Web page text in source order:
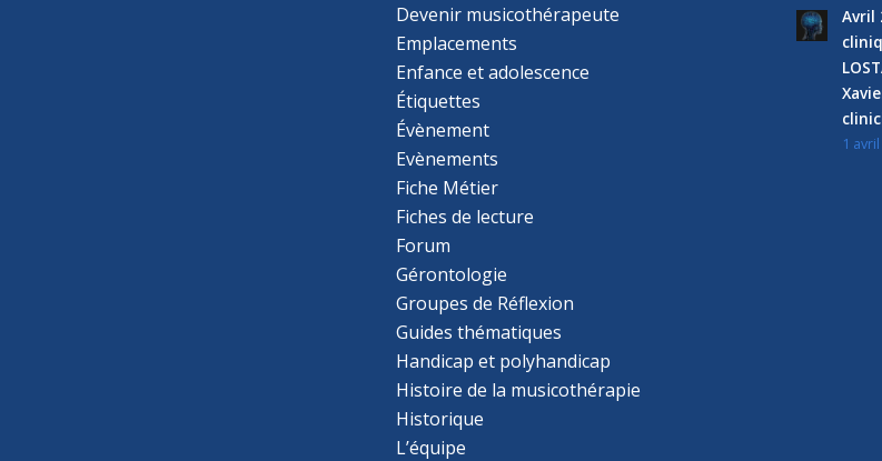
Devenir musicothérapeute
Emplacements
Enfance et adolescence
Étiquettes
Évènement
Evènements
Fiche Métier
Fiches de lecture
Forum
Gérontologie
Groupes de Réflexion
Guides thématiques
Handicap et polyhandicap
Histoire de la musicothérapie
Historique
L’équipe
Avril
1